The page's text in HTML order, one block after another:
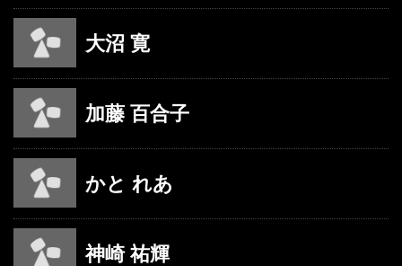
大沼 寛
加藤 百合子
かと れあ
神崎 祐輝